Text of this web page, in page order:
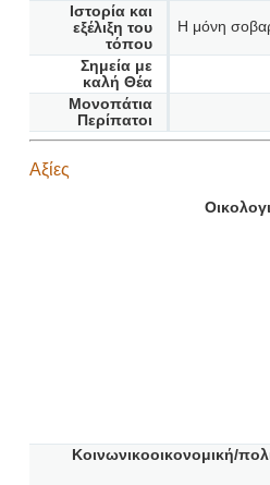
Ιστορία και
εξέλιξη του
τόπου
Η μόνη
Σημεία με
καλή Θέα
Μονοπάτια
Περίπατοι
Αξίες
Κοινωνικοοικονομική/